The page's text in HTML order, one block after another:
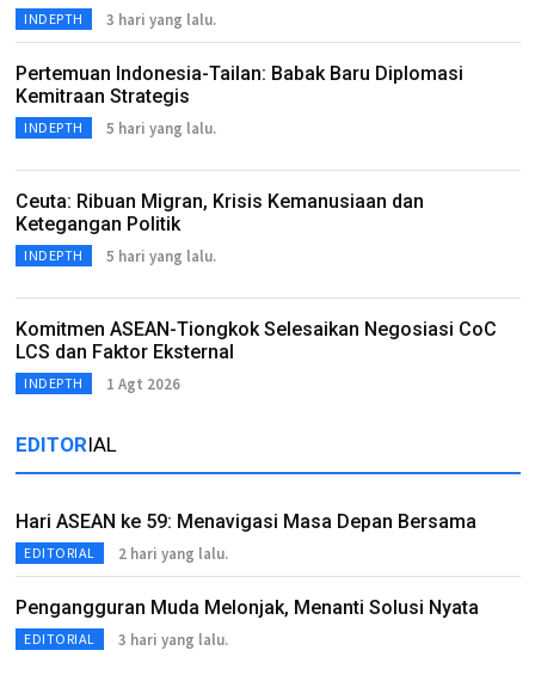
INDEPTH 3 hari yang lalu.
Pertemuan Indonesia-Tailan: Babak Baru Diplomasi
Kemitraan Strategis
INDEPTH 5 hari yang lalu.
Ceuta: Ribuan Migran, Krisis Kemanusiaan dan
Ketegangan Politik
INDEPTH 5 hari yang lalu.
Komitmen ASEAN-Tiongkok Selesaikan Negosiasi CoC
LCS dan Faktor Eksternal
INDEPTH 1 Agt 2026
EDITORIAL
Hari ASEAN ke 59: Menavigasi Masa Depan Bersama
EDITORIAL 2 hari yang lalu.
Pengangguran Muda Melonjak, Menanti Solusi Nyata
EDITORIAL 3 hari yang lalu.